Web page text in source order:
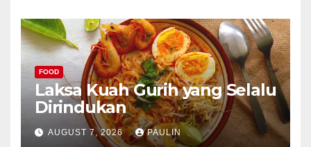
FOOD
Laksa Kuah Gurih yang Selalu
Dirindukan
AUGUST 7, 2026 PAULIN